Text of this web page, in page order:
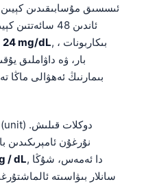
ئاندىن 48
24 mg/dL
, ، بىكاربونات
بىمارنىڭ ئەھۋالى ماڭا
نۇرغۇن ئامېرىكىدىن
/ dL, دا ئەمەس، شۇڭا
سانلار بىۋاسىتە